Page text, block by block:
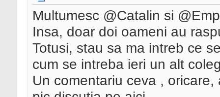
Multumesc @Catalin si
Insa, doar doi oameni au
Totusi, stau sa ma intreb ce
cum se intreba ieri un alt
Un comentariu ceva ,